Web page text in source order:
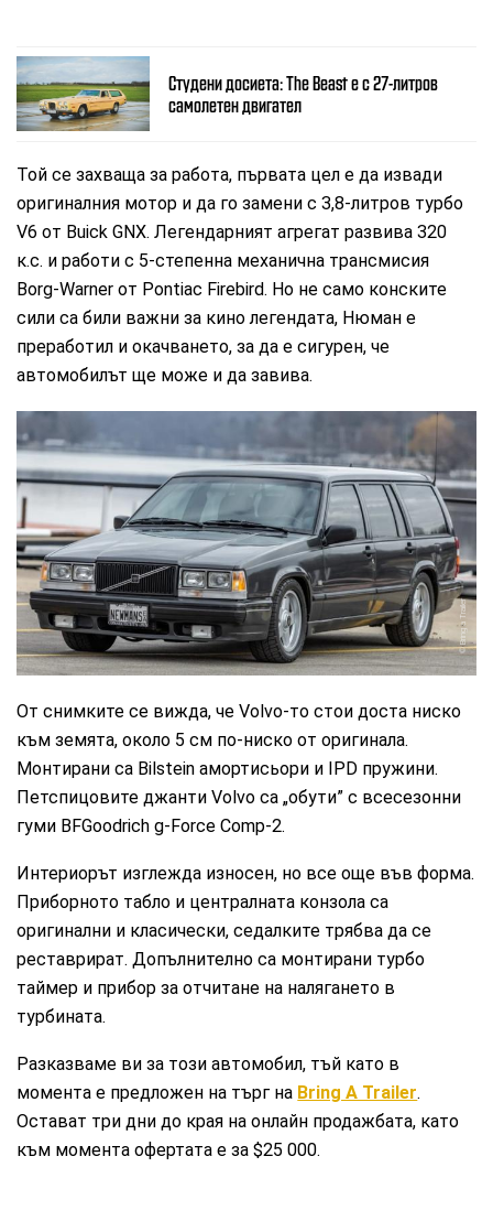
Студени досиета: The Beast e с 27-литров
самолетен двигател
Той се захваща за работа, първата цел е да извади
оригиналния мотор и да го замени с 3,8-литров турбо
V6 от Buick GNX. Легендарният агрегат развива 320
к.с. и работи с 5-степенна механична трансмисия
Borg-Warner от Pontiac Firebird. Но не само конските
сили са били важни за кино легендата, Нюман е
преработил и окачването, за да е сигурен, че
автомобилът ще може и да завива.
Bring a Trailer
От снимките се вижда, че Volvo-то стои доста ниско
към земята, около 5 см по-ниско от оригинала.
Монтирани са Bilstein амортисьори и IPD пружини.
Петспицовите джанти Volvo са „обути” с всесезонни
гуми BFGoodrich g-Force Comp-2.
Интериорът изглежда износен, но все още във форма.
Приборното табло и централната конзола са
оригинални и класически, седалките трябва да се
реставрират. Допълнително са монтирани турбо
таймер и прибор за отчитане на налягането в
турбината.
Разказваме ви за този автомобил, тъй като в
момента е предложен на търг на Bring A Trailer.
Остават три дни до края на онлайн продажбата, като
към момента офертата е за $25 000.